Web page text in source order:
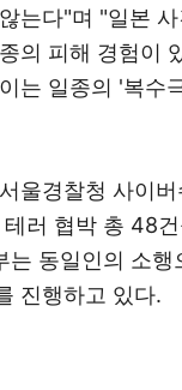
는다"며 "일본
의 피해 경험이
는 일종의 '복수
울경찰청 사이
러 협박 총 48
는 동일인의 소행
진행하고 있다.